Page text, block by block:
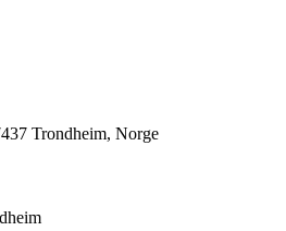
Trondheim, Norge